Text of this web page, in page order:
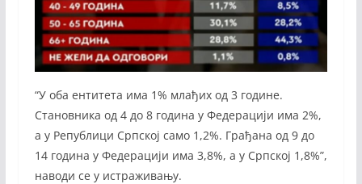
“У оба ентитета има 1% млађих од 3 године.
Становника од 4 до 8 година у Федерацији има 2%,
а у Републици Српској само 1,2%. Грађана од 9 до
14 година у Федерацији има 3,8%, а у Српској 1,8%”,
наводи се у истраживању.